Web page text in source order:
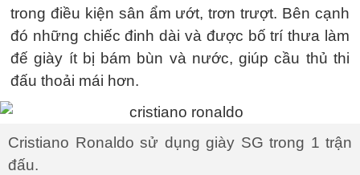
trong điều kiện sân ẩm ướt, trơn trượt. Bên cạnh
đó những chiếc đinh dài và được bố trí thưa làm
đế giày ít bị bám bùn và nước, giúp cầu thủ thi
đấu thoải mái hơn.
Cristiano Ronaldo sử dụng giày SG trong 1 trận
đấu.